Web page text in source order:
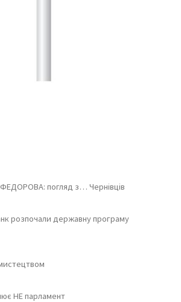
погляд з… Чернівців
розпочали державну програму
НЕ парламент